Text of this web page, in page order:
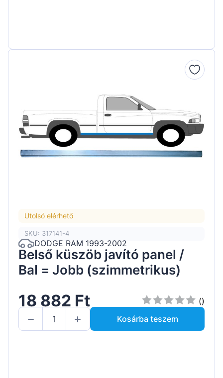
Utolsó elérhető
SKU: 317141-4
DODGE RAM 1993-2002
Belső küszöb javító panel /
Bal = Jobb (szimmetrikus)
18 882 Ft
()
Kosárba teszem